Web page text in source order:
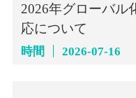
2026年グローバル
応について
時間 2026-07-16